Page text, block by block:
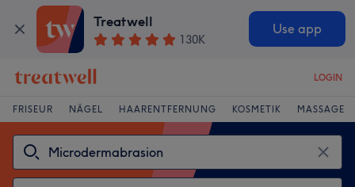
Treatwell
130K
Use app
LOGIN
FRISEUR NÄGEL HAARENTFERNUNG KOSMETIK MASSAGE